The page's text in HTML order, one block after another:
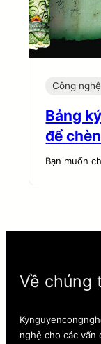
Công nghệ
Bảng
để
Bạn muốn
Về chúng
nghệ cho các vấn